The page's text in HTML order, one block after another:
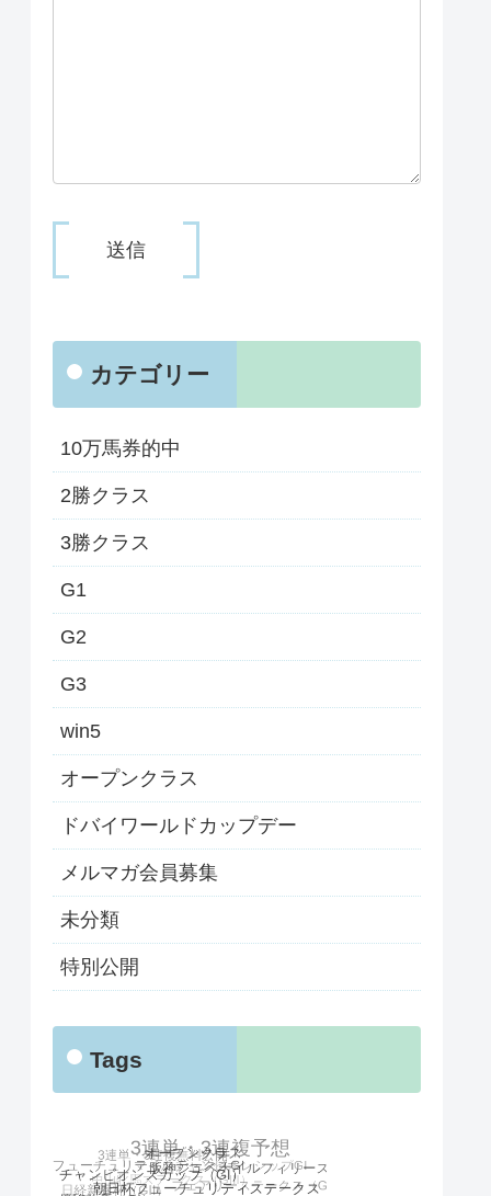
カテゴリー
10万馬券的中
2勝クラス
3勝クラス
G1
G2
G3
win5
オープンクラス
ドバイワールドカップデー
メルマガ会員募集
未分類
特別公開
Tags